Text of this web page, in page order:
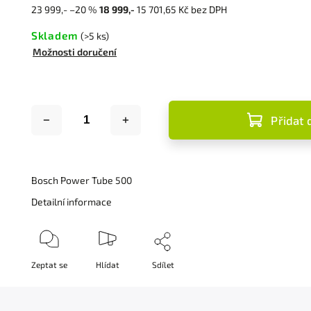
23 999,- –20 %18 999,-15 701,65 Kč bez DPH
Skladem (>5 ks)
Možnosti doručení
Přidat
Bosch Power Tube 500
Detailní informace
Zeptat se Hlídat Sdílet